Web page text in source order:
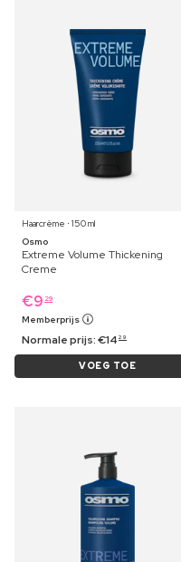
Haarcrème ⋅ 150 ml
Osmo
Extreme Volume Thickening
Creme
€9 29
Memberprijs
Normale prijs:€14 29
VOEG TOE